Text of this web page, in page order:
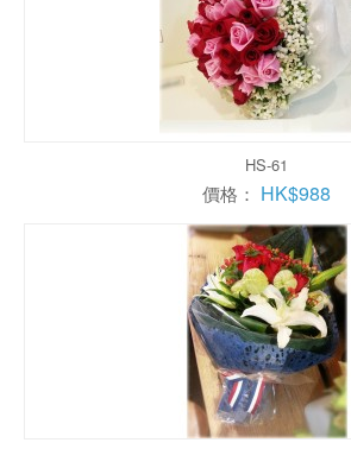
HS-61
價格： HK$988